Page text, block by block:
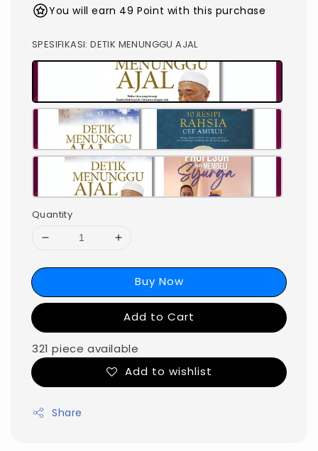
You will earn 49 Point with this purchase
SPESIFIKASI: DETIK MENUNGGU AJAL
Quantity
Buy Now
Add to Cart
321 piece available
Add to wishlist
Share